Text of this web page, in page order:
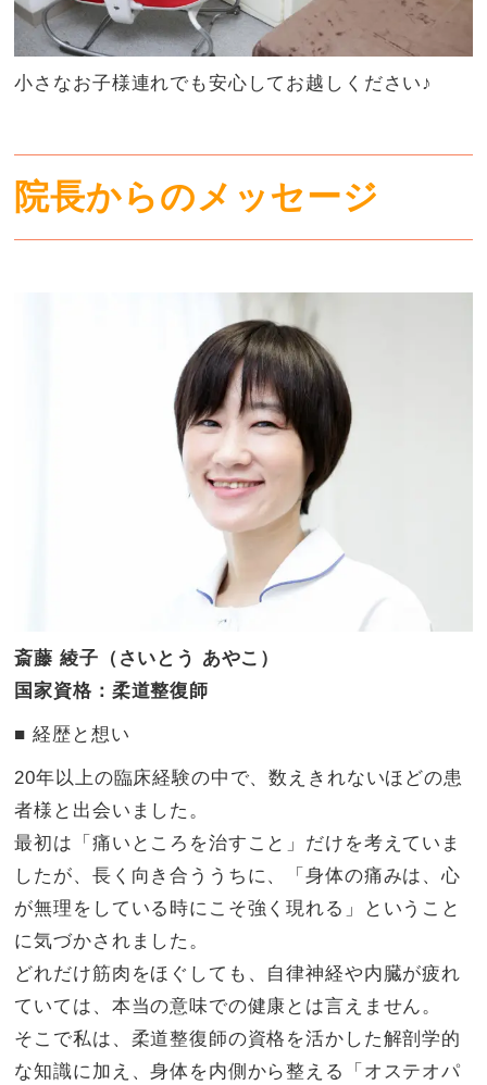
小さなお子様連れでも安心してお越しください♪
院長からのメッセージ
斎藤 綾子（さいとう あやこ）
国家資格：柔道整復師
​■ 経歴と想い
20年以上の臨床経験の中で、数えきれないほどの患
者様と出会いました。
最初は「痛いところを治すこと」だけを考えていま
したが、長く向き合ううちに、「身体の痛みは、心
が無理をしている時にこそ強く現れる」ということ
に気づかされました。
​どれだけ筋肉をほぐしても、自律神経や内臓が疲れ
ていては、本当の意味での健康とは言えません。
そこで私は、柔道整復師の資格を活かした解剖学的
な知識に加え、身体を内側から整える「オステオパ